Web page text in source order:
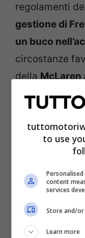
regolamenti
gestione di
un buco
circostanze
dellaMcLaren
conquista del
anno, poi
Leclerc è
eterna
Leclerc,
non
to use
content
services
Store and/
Learn more